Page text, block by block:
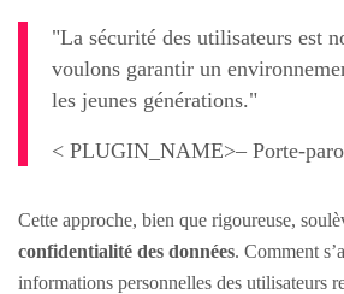
"La sécurité des utilisateurs est
voulons garantir un
les jeunes générations."
< PLUGIN_NAME>– Porte-
Cette approche, bien que rigoureuse,
confidentialité des données. Comment
informations personnelles des utilisateurs